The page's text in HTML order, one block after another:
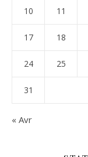
10 11
17 18
24 25
31
« Avr